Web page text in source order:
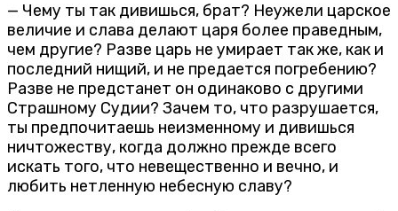
— Чему ты так дивишься, брат? Неужели царское
величие и слава делают царя более праведным,
чем другие? Разве царь не умирает так же, как и
последний нищий, и не предается погребению?
Разве не предстанет он одинаково с другими
Страшному Судии? Зачем то, что разрушается,
ты предпочитаешь неизменному и дивишься
ничтожеству, когда должно прежде всего
искать того, что невещественно и вечно, и
любить нетленную небесную славу?